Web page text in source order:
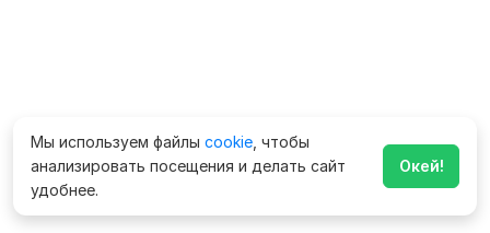
Мы используем файлы cookie , чтобы
анализировать посещения и делать сайт
удобнее.
Окей!